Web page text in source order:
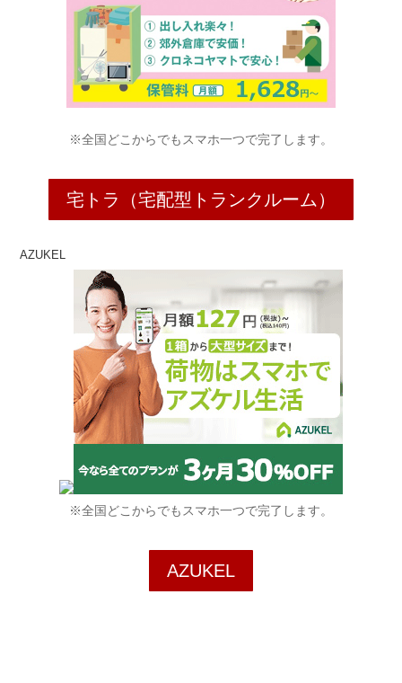
※全国どこからでもスマホ一つで完了します。
宅トラ（宅配型トランクルーム）
AZUKEL
※全国どこからでもスマホ一つで完了します。
AZUKEL